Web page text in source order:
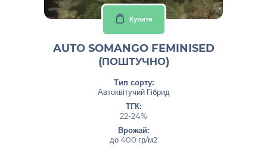
Купити
AUTO SOMANGO FEMINISED
(ПОШТУЧНО)
Тип сорту:
Автоквітучий Гібрид
ТГК:
22-24%
Врожай:
до 400 гр/м2